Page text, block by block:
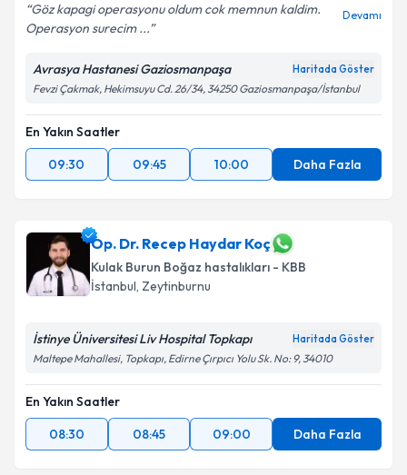
Metni'ni okudum ve kişisel verilerimin belirtilen
kapsamda işlenmesini kabul ediyorum.
Takvim Talebini Gönder
Göz kapagi operasyonu oldum cok memnun kaldim.
Operasyon surecim ...
Devamı
Avrasya Hastanesi Gaziosmanpaşa Haritada Göster
Fevzi Çakmak, Hekimsuyu Cd. 26/34, 34250 Gaziosmanpaşa/İstanbul
En Yakın Saatler
09:30
09:45 10:00 Daha Fazla
Op. Dr. Recep Haydar Koç
Kulak Burun Boğaz hastalıkları - KBB
İstanbul, Zeytinburnu
İstinye Üniversitesi Liv Hospital Topkapı Haritada Göster
Maltepe Mahallesi, Topkapı, Edirne Çırpıcı Yolu Sk. No: 9, 34010
En Yakın Saatler
08:30
08:45 09:00 Daha Fazla